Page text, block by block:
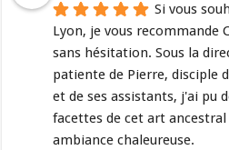
Si vous
Lyon, je vous recommande
sans hésitation. Sous la
patiente de Pierre, disciple
et de ses assistants, j'ai pu
facettes de cet art
ambiance chaleureuse.